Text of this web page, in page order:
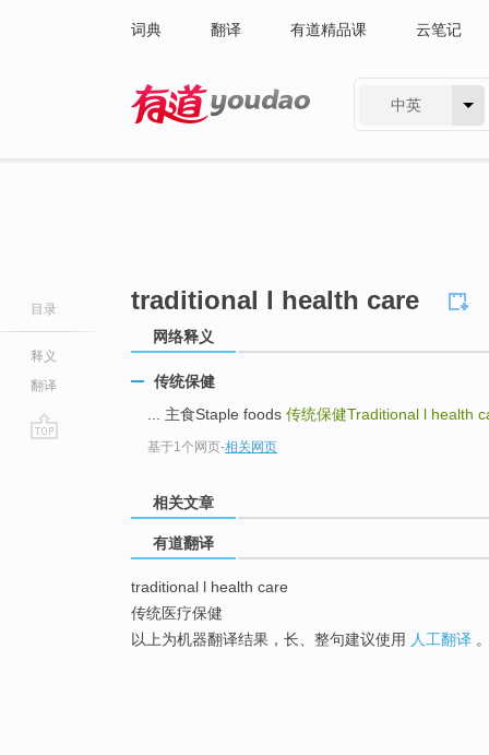
词典 翻译 有道精品课 云笔记
中英
目录
释义
翻译
traditional l health care
网络释义
传统保健
... 主食Staple foods 传统保健Traditional l health
基于1个网页-相关网页
相关文章
有道翻译
traditional l health care
传统医疗保健
以上为机器翻译结果，长、整句建议使用 人工翻译